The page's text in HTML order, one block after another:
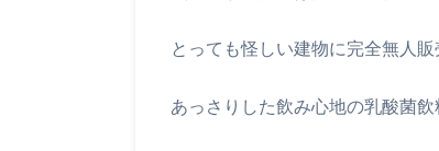
とっても怪しい建物に完全無人
あっさりした飲み心地の乳酸菌飲